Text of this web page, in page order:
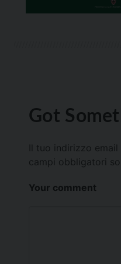
Got
Il tuo indirizzo
campi obbligatori
Your comment